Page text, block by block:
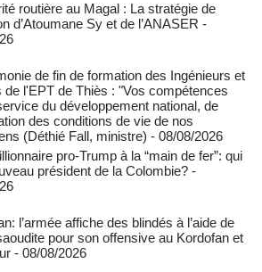
routière au Magal : La stratégie de
d’Atoumane Sy et de l’ANASER -
de fin de formation des Ingénieurs et
de l'EPT de Thiès : "Vos compétences
du développement national, de
des conditions de vie de nos
(Déthié Fall, ministre) - 08/08/2026
pro-Trump à la “main de fer”: qui
président de la Colombie? -
l’armée affiche des blindés à l’aide de
pour son offensive au Kordofan et
- 08/08/2026